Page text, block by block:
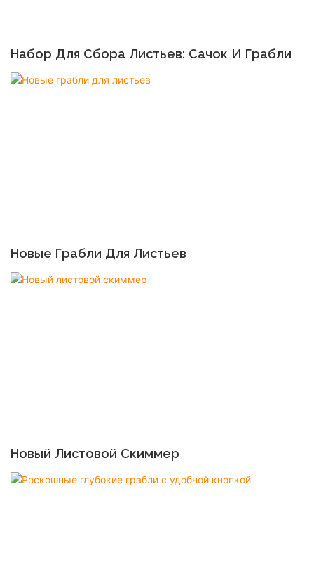
Набор Для Сбора Листьев: Сачок И Грабли
Новые Грабли Для Листьев
Новый Листовой Скиммер